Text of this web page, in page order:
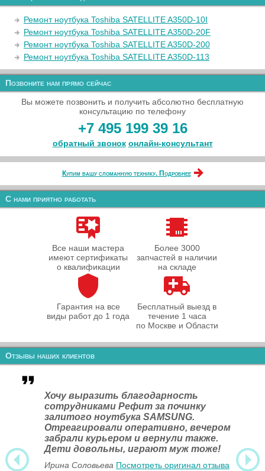
Ремонт ноутбука Toshiba SATELLITE A350D-10I
Ремонт ноутбука Toshiba SATELLITE A350D-20F
Ремонт ноутбука Toshiba SATELLITE A350D-200
Ремонт ноутбука Toshiba SATELLITE A350D-113
Позвоните нам прямо сейчас
Вы можете позвонить и получить абсолютно бесплатную
консультацию по телефону
+7 495 199 39 16
обратный звонок онлайн‑консультант
Купим вашу сломанную технику. Подробнее
С нами приятно работать
Все наши мастера
имеют сертификаты
о квалификации
Более 3000
запчастей в наличии
на складе
Гарантия на все
виды работ до 1 года
Бесплатный выезд в
течение 1 часа
по Москве и Области
Отзывы наших клиентов
Хочу выразить благодарность
сотрудниками Рефит за починку
залитого ноутбука SAMSUNG.
Отреагировали оперативно, вечером
забрали курьером и вернули также.
Дети довольны, играют муж тоже!
Ирина Соловьева Посмотреть оригинал отзыва